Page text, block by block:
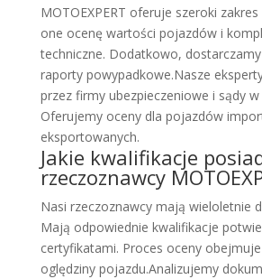
MOTOEXPERT oferuje szeroki
one ocenę wartości pojazdów i
techniczne. Dodatkowo, dostarczamy
raporty powypadkowe.Nasze
przez firmy ubezpieczeniowe i sądy
Oferujemy oceny dla pojazdów
eksportowanych.
Jakie kwalifikacje
rzeczoznawcy
Nasi rzeczoznawcy mają wieloletnie
Mają odpowiednie kwalifikacje
certyfikatami. Proces oceny obejmuje
oględziny pojazdu.Analizujemy